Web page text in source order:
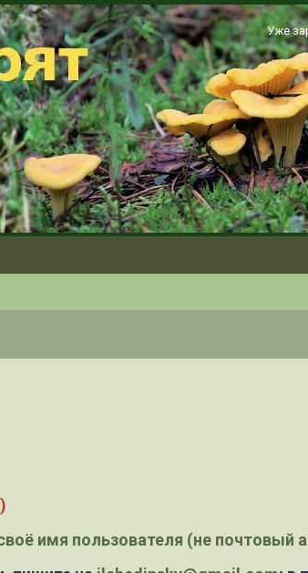
Уже
имя пользователя (не почтовый